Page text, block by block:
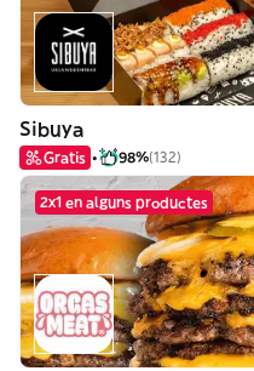
Sibuya
Gratis 98%(132)
2x1 en alguns productes